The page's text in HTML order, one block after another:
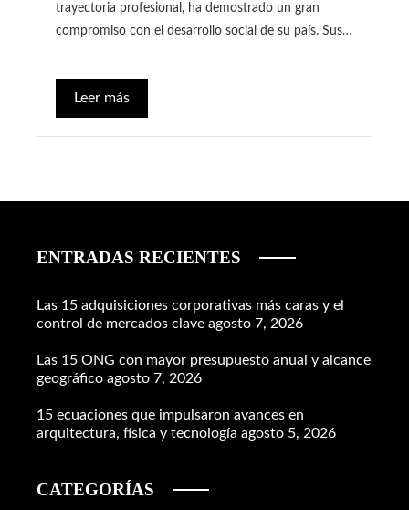
trayectoria profesional, ha demostrado un gran
compromiso con el desarrollo social de su país. Sus…
Leer más
ENTRADAS RECIENTES
Las 15 adquisiciones corporativas más caras y el
control de mercados clave agosto 7, 2026
Las 15 ONG con mayor presupuesto anual y alcance
geográfico agosto 7, 2026
15 ecuaciones que impulsaron avances en
arquitectura, física y tecnología agosto 5, 2026
CATEGORÍAS